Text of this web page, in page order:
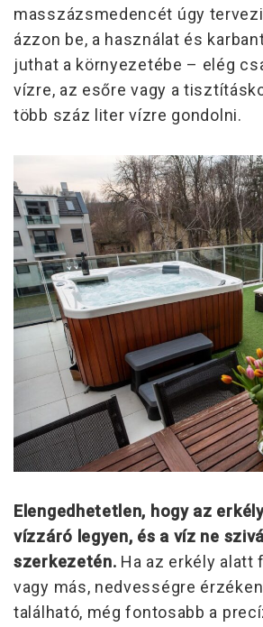
masszázsmedencét úgy
ázzon be, a használat és
juthat a környezetébe – elég
vízre, az esőre vagy a
több száz liter vízre gondolni.
Elengedhetetlen, hogy az
vízzáró legyen, és a víz ne
szerkezetén. Ha az erkély
vagy más, nedvességre
található, még fontosabb a